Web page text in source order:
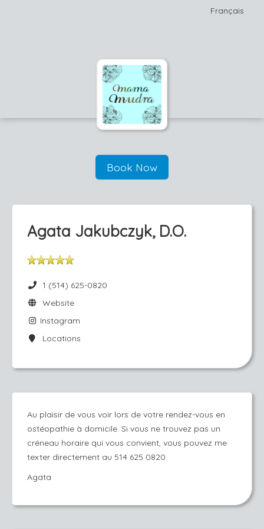
Français
Book Now
Agata Jakubczyk, D.O.
1 (514) 625-0820
Website
Instagram
Locations
Au plaisir de vous voir lors de votre rendez-vous en
ostéopathie à domicile. Si vous ne trouvez pas un
créneau horaire qui vous convient, vous pouvez me
texter directement au 514 625 0820
Agata